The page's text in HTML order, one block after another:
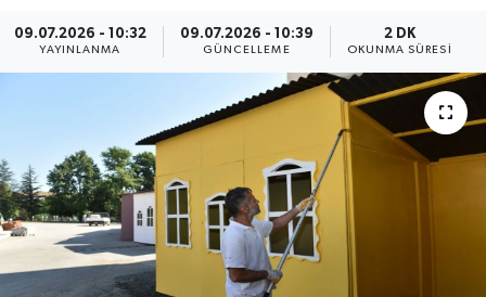
09.07.2026 - 10:32
YAYINLANMA
09.07.2026 - 10:39
GÜNCELLEME
2 DK
OKUNMA SÜRESI
Devrekani Haberleri
Doğanyurt Haberleri
Hanönü Haberleri
İhsangazi Haberleri